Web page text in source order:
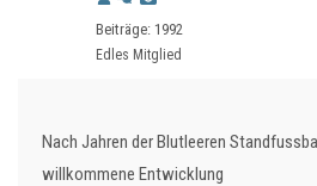
Beiträge: 1992
Edles Mitglied
Nach Jahren der Blutleeren
willkommene Entwicklung